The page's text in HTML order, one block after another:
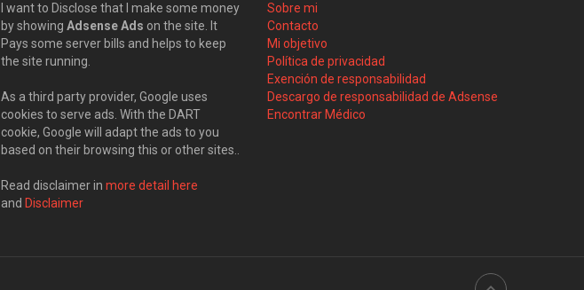
I want to Disclose that I make some money
by showing Adsense Ads on the site. It
Pays some server bills and helps to keep
the site running.
As a third party provider, Google uses
cookies to serve ads. With the DART
cookie, Google will adapt the ads to you
based on their browsing this or other sites..
Read disclaimer in more detail here
and Disclaimer
Sobre mi
Contacto
Mi objetivo
Política de privacidad
Exención de responsabilidad
Descargo de responsabilidad de Adsense
Encontrar Médico